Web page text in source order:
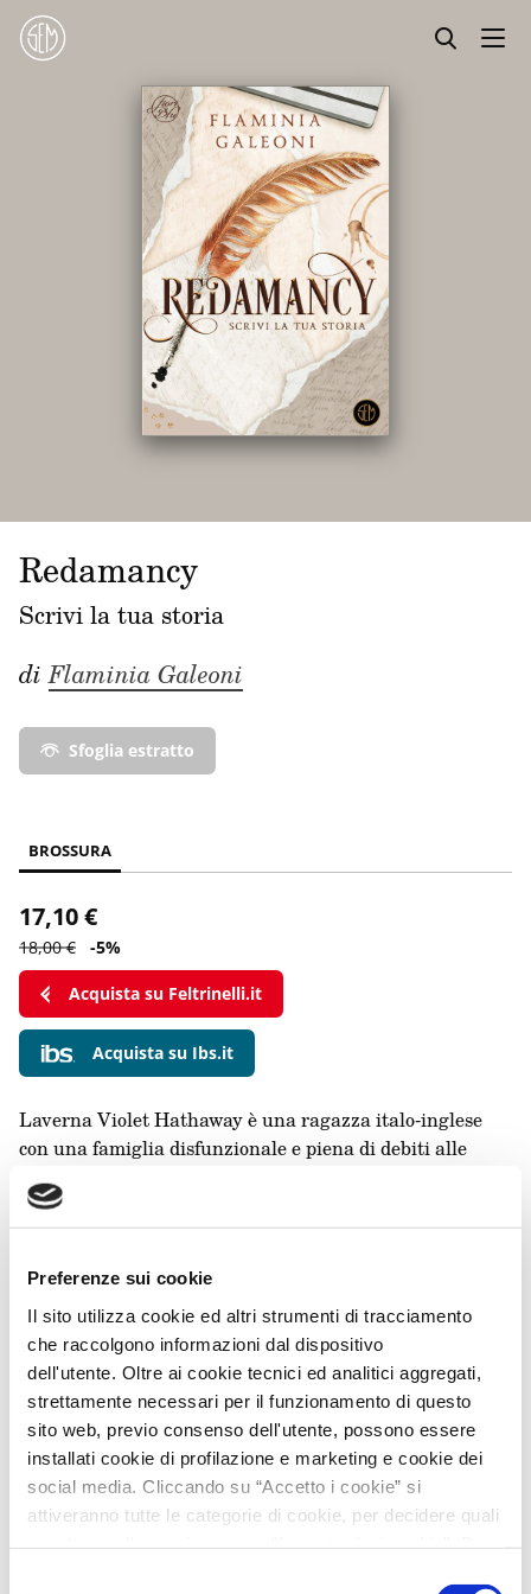
Preferenze sui cookie
Il sito utilizza cookie ed altri strumenti di tracciamento
che raccolgono informazioni dal dispositivo
dell'utente. Oltre ai cookie tecnici ed analitici aggregati,
strettamente necessari per il funzionamento di questo
sito web, previo consenso dell'utente, possono essere
installati cookie di profilazione e marketing e cookie dei
social media. Cliccando su “Accetto i cookie” si
attiveranno tutte le categorie di cookie, per decidere quali
Redamancy
Scrivi la tua storia
diFlaminia Galeoni
Sfoglia estratto
BROSSURA
17,10 €
18,00 € -5%
Acquista su Feltrinelli.it
Acquista su Ibs.it
Laverna Violet Hathaway è una ragazza italo-inglese
con una famiglia disfunzionale e piena di debiti alle
spalle, il cui unico sogno è sempre stato diventare una
scrittrice di successo. Dopo anni di sacrifici, viene
ammessa in un prestigioso college scozzese, la
Master in Scrittura Creativa, il cui studente migliore
viene premiato ogni anno con la possibilità di
sottoscrivere un contratto con la Greenbriar Publishing,
il fiore all’occhiello dell’editoria britannica.
Laverna, da sempre una studentessa modello, arrogante
e perfezionista, sente tutte le sue certezze venire meno
quando mette per la prima volta piede nella desolata
cittadina di Blackcross; una voce nella sua testa le ripete
che quello non è il posto adatto a lei, che è sicuramente
destinata a fallire e che è troppo debole per affrontare
Leggi tutto…